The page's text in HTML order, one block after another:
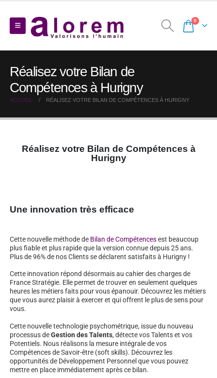
0
Réalisez votre Bilan de
Compétences à Hurigny
ACCUEIL RÉALISEZ VOTRE BILAN DE COMPÉTENCES À HURIGNY
Réalisez votre Bilan de Compétences à
Hurigny
Une innovation très efficace
Cette nouvelle méthode de Bilan de Compétencesest beaucoup
plus fiable et plus rapide que la version connue depuis 25 ans.
Plus de 96% de nos Clients se déclarent satisfaits à Hurigny !
Cette innovation répond désormais au cahier des charges de
France Stratégie. Elle permet de trouver en seulement quelques
heures les métiers faits pour vous épanouir. Découvrez les métiers
que vous aurez plaisir à exercer et qui offrent le plus de sens pour
vous.
Cette nouvelle technologie psychométrique, issue du nouveau
processus deGestion des Talents, détecte vos Talents et vos
Potentiels. Nous réalisons la mesure intégrale de vos
Compétences de Savoir-être (soft skills). Découvrez les
opportunités de Développement Personnel que vous pouvez
mettre en place immédiatement après ce bilan.